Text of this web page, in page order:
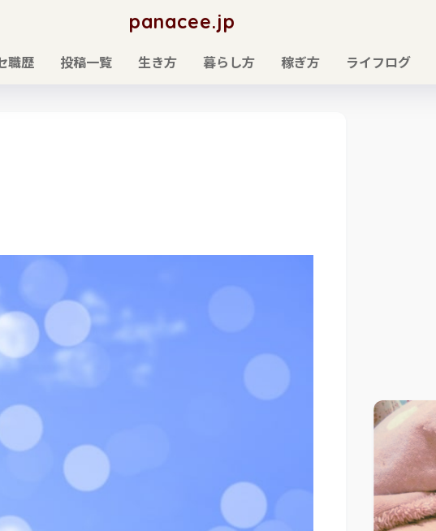
panacee.jp
職歴 投稿一覧 生き方 暮らし方 稼ぎ方 ライフログ